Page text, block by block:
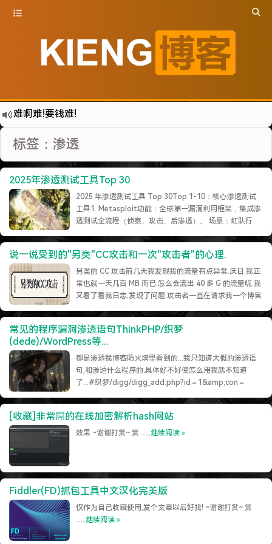
难啊难!要钱难!
有点伤心了,今年净遇到王某海这种人.
难啊难...
七牛的JS SDK 的文档真坑啊.
蓝奏云分享部分地区无法访问需手动修改www.lanzous.com变为:www.lanzoux.com
好气啊~原来使用的CDN服务商莫名其妙的给我服务取消了~
遇见一个沙雕汽车人.
2022-09-04被罚款200元记6分.
特么的.电脑风扇坏了.快递还全部停发.太难了...求求了.疫情赶紧走吧.
标签：渗透
2025年渗透测试工具Top 30
2025 年渗透测试工具 Top 30Top 1-10：核心渗透测试
工具1. Metasploit功能：全球第一漏洞利用框架，集成渗
透测试全流程（侦察、攻击、后渗透）。 场景：红队行
逻辑漏洞扫描、代理拦截、API 安全测……继续阅读 »
说一说受到的"另类"CC攻击和一次"攻击者"的心理.
另类的 CC 攻击前几天我发现我的流量有点异常.沃日.我正
常也就一天几百 MB 而已.怎么会流出 40 多 G 的流量呢.我
又看了看我日志,发现了问题.攻击者一直在请求我一个博客
而已连多线程都没用.就是单线程一直一直的请……
»
常见的程序漏洞渗透语句ThinkPHP/织梦
(dede)/WordPress等...
都是渗透我博客防火墙里看到的...我只知道大概的渗透语
句,和渗透什么程序的.具体好不好使怎么用我就不知道
了...#织梦/digg/digg_add.php?id＝1&amp;con＝
读 »
[收藏]非常屌的在线加密解析hash网站
效果 ~谢谢打赏~ 赏 ……继续阅读 »
Fiddler(FD)抓包工具中文汉化完美版
仅作为自己收藏使用,发个文章以后好找! ~谢谢打赏~ 赏
……继续阅读 »